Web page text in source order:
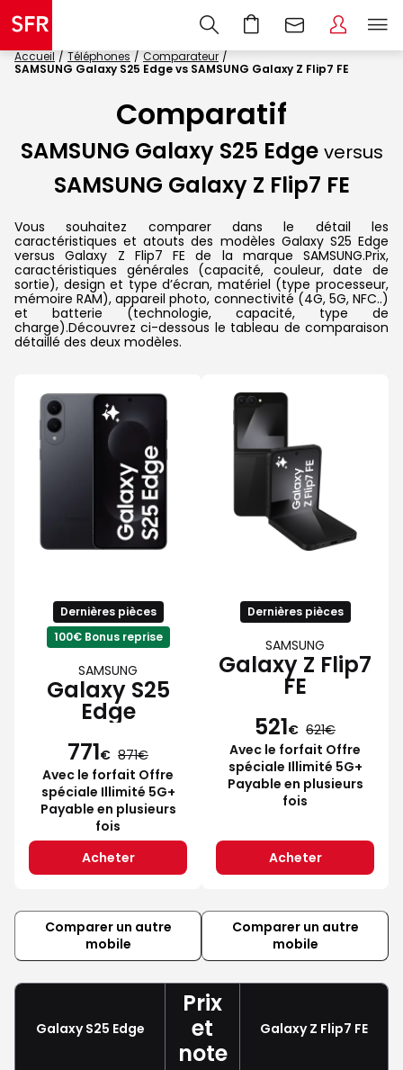
Accueil Téléphones
Comparateur
SAMSUNG Galaxy S25 Edge vs SAMSUNG Galaxy Z Flip7 FE
Comparatif
SAMSUNG Galaxy S25 Edge versus
SAMSUNG Galaxy Z Flip7 FE
Vous souhaitez comparer dans le détail les
caractéristiques et atouts des modèles Galaxy S25 Edge
versus Galaxy Z Flip7 FE de la marque SAMSUNG.Prix,
caractéristiques générales (capacité, couleur, date de
sortie), design et type d’écran, matériel (type processeur,
mémoire RAM), appareil photo, connectivité (4G, 5G, NFC..)
et batterie (technologie, capacité, type de
charge).Découvrez ci-dessous le tableau de comparaison
détaillé des deux modèles.
Dernières pièces
100€ Bonus reprise
SAMSUNG
Galaxy S25
Edge
771€ 871
Avec le forfait Offre
spéciale Illimité 5G+
Payable en plusieurs
fois
Acheter
Dernières pièces
SAMSUNG
Galaxy Z Flip7
FE
521€ 621
Avec le forfait Offre
spéciale Illimité 5G+
Payable en plusieurs
fois
Acheter
Comparer un autre
mobile
Comparer un autre
mobile
Galaxy S25 Edge
Prix
et
note
Galaxy Z Flip7 FE